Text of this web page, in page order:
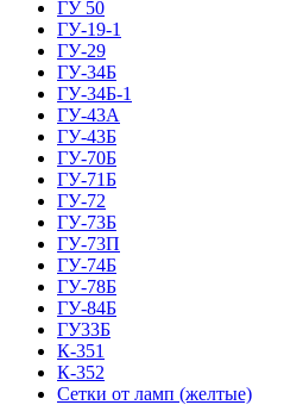
ГУ 50
ГУ-19-1
ГУ-29
ГУ-34Б
ГУ-34Б-1
ГУ-43А
ГУ-43Б
ГУ-70Б
ГУ-71Б
ГУ-72
ГУ-73Б
ГУ-73П
ГУ-74Б
ГУ-78Б
ГУ-84Б
ГУ33Б
К-351
К-352
Сетки от ламп (желтые)